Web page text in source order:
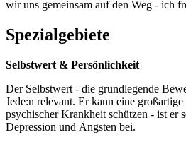
wir uns gemeinsam auf den Weg - ich
Spezialgebiete
Selbstwert & Persönlichkeit
Der Selbstwert - die grundlegende
Jede:n relevant. Er kann eine
psychischer Krankheit schützen - ist er
Depression und Ängsten bei.